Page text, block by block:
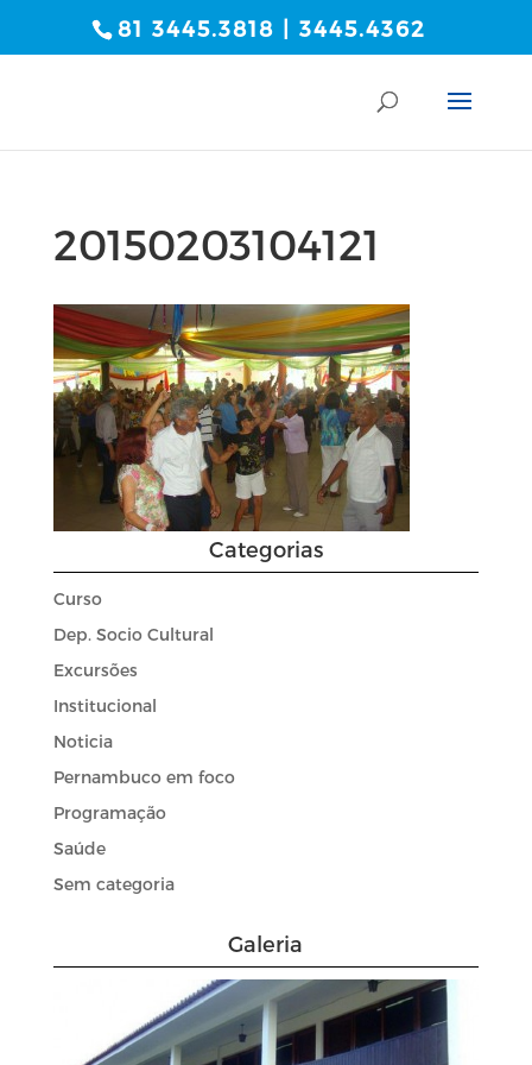
81 3445.3818 | 3445.4362
20150203104121
Categorias
Curso
Dep. Socio Cultural
Excursões
Institucional
Noticia
Pernambuco em foco
Programação
Saúde
Sem categoria
Galeria